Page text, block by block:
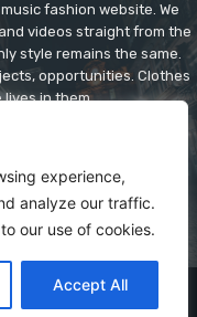
experience,
analyze our traffic.
our use of cookies.
Accept All
fashion website. We
videos straight from the
style remains the same.
opportunities. Clothes
in them.
by TagDiv
Contact Us